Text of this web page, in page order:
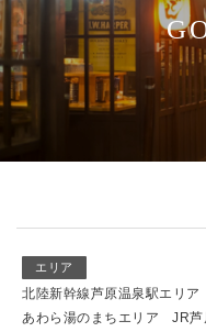
エリア
北陸新幹線芦原温泉駅エリア
あわら湯のまちエリア
JR芦